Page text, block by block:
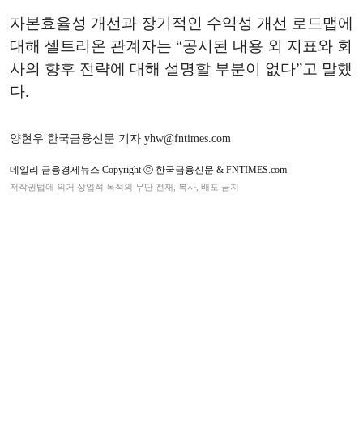
자본효율성 개선과 장기적인 수익성 개선 로드맵에
대해 셀트리온 관계자는 “공시된 내용 외 지표와 회
사의 향후 전략에 대해 설명할 부분이 없다”고 말했
다.
양현우 한국금융신문 기자 yhw@fntimes.com
데일리 금융경제뉴스 Copyright ⓒ 한국금융신문 & FNTIMES.com
저작권법에 의거 상업적 목적의 무단 전재, 복사, 배포 금지